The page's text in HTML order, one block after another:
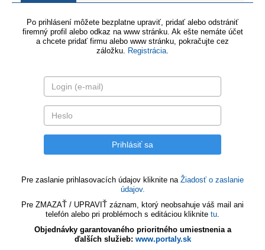
Po prihlásení môžete bezplatne upraviť, pridať alebo odstrániť
firemný profil alebo odkaz na www stránku. Ak ešte nemáte účet
a chcete pridať firmu alebo www stránku, pokračujte cez
záložku. Registrácia.
Pre zaslanie prihlasovacích údajov kliknite na Žiadosť o zaslanie
údajov.
Pre ZMAZAŤ / UPRAVIŤ záznam, ktorý neobsahuje váš mail ani
telefón alebo pri problémoch s editáciou kliknite tu.
Objednávky garantovaného prioritného umiestnenia a
ďalších služieb: www.portaly.sk